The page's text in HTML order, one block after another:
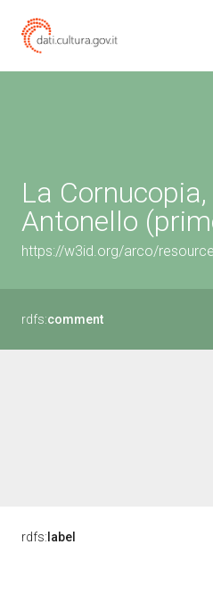
La
Antonello
https://w3id.org/arco/
rdfs:comment
rdfs: label